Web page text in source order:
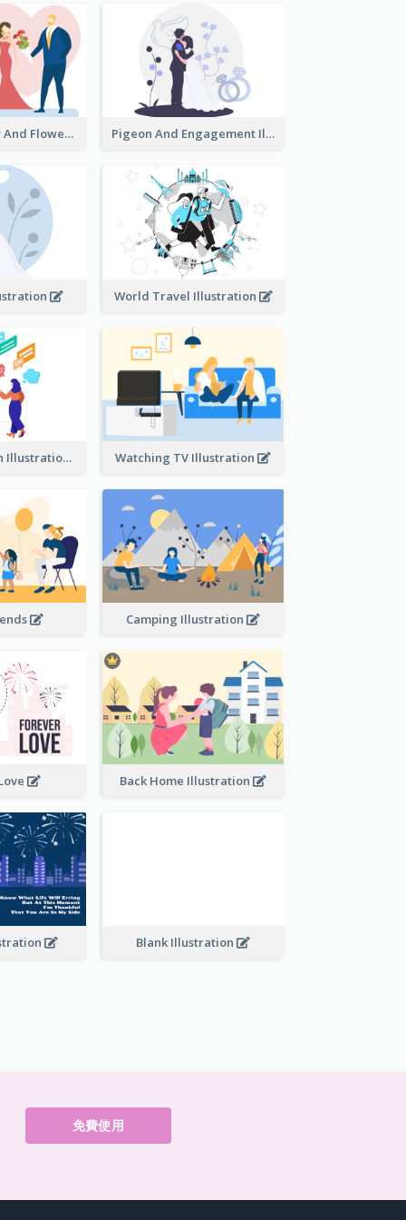
Valentine's Day And Flower Illustration Pigeon And Engagement Illustration
World Travel Illustration
Communication Illustration Watching TV Illustration
Camping Illustration
Back Home Illustration
Blank Illustration
免費使用